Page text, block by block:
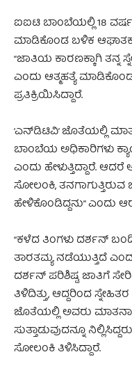
ಐಐಟಿ ಬಾಂಬೆಯಲ್ಲಿ 18
ಮಾಡಿಕೊಂಡ ಬಳಿಕ
“ಜಾತಿಯ ಕಾರಣಕ್ಕಾಗಿ ತನ್ನ
ಎಂದು ಆತ್ಮಹತ್ಯೆ
ಪ್ರತಿಕ್ರಿಯಿಸಿದ್ದಾರೆ.
‘ಎನ್‌ಡಿಟಿವಿ’ ಜೊತೆಯಲ್ಲಿ
ಬಾಂಬೆಯ ಅಧಿಕಾರಿಗಳು
ಎಂದು ಹೇಳುತ್ತಿದ್ದಾರೆ.
ಸೋಲಂಕಿ, ತನಗಾಗುತ್ತಿರುವ
ಹೇಳಿಕೊಂಡಿದ್ದನು” ಎಂದು
“ಕಳೆದ ತಿಂಗಳು ದರ್ಶನ್‌
ತಾರತಮ್ಯ ನಡೆಯುತ್ತಿದೆ
ದರ್ಶನ್‌ ಪರಿಶಿಷ್ಟ ಜಾತಿಗೆ
ತಿಳಿದಿತ್ತು, ಆದ್ದರಿಂದ
ಜೊತೆಯಲ್ಲಿ ಅವರು
ಸುತ್ತಾಡುವುದನ್ನೂ
ಸೋಲಂಕಿ ತಿಳಿಸಿದ್ದಾರೆ.